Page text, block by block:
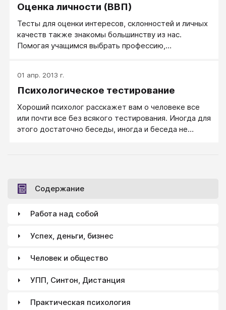
Оценка личности (ВВП)
Тесты для оценки интересов, склонностей и личных
качеств также знакомы большинству из нас.
Помогая учащимся выбрать профессию,
академической успеваемости. Отбирая кандидатов
на высокие посты, наниматели часто хотят знать их
стрессом и т. д.
01 апр. 2013 г.
Психологическое тестирование
Хороший психолог расскажет вам о человеке все
или почти все без всякого тестирования. Иногда для
этого достаточно беседы, иногда и беседа не
вот тут пригождаются как раз психологические
тесты.
Содержание
Работа над собой
Успех, деньги, бизнес
Человек и общество
УПП, Синтон, Дистанция
Практическая психология